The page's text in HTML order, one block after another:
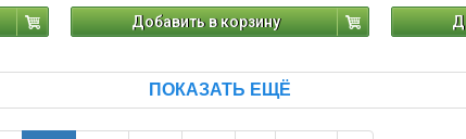
Добавить в корзину
ПОКАЗАТЬ ЕЩЁ